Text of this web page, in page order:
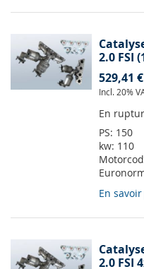
2.0 FSI
529,41 €
Incl. 20%
En
PS: 150
kw: 110
En
2.0 FSI